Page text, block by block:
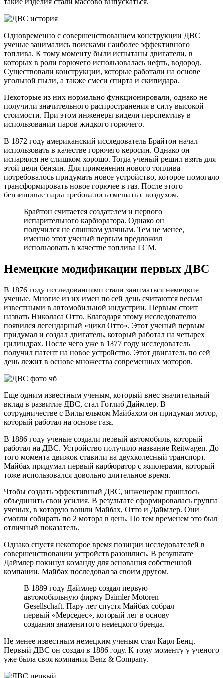
такие изделия стали массово выпускаться.
Одновременно с совершенствованием конструкции ДВС
ученые занимались поисками наиболее эффективного
топлива. К тому моменту были испытаны двигатели, в
которых в роли горючего использовалась нефть, водород.
Существовали конструкции, которые работали на основе
угольной пыли, а также смеси спирта и скипидара.
Некоторые из них нормально функционировали, однако не
получили значительного распространения в силу высокой
стоимости. При этом инженеры видели перспективу в
использовании паров жидкого горючего.
В 1872 году американский исследователь Брайтон начал
использовать в качестве горючего керосин. Однако он
испарялся не слишком хорошо. Тогда ученый решил взять для
этой цели бензин. Для применения нового топлива
потребовалось придумать новое устройство, которое помогало
трансформировать новое горючее в газ. После этого
бензиновые пары требовалось смешать с воздухом.
Брайтон считается создателем и первого
испарительного карбюратора. Однако он
получился не слишком удачным. Тем не менее,
именно этот ученый первым предложил
использовать в качестве топлива ГСМ.
Немецкие модификации первых ДВС
В 1876 году исследованиями стали заниматься немецкие
ученые. Многие из их имен по сей день считаются весьма
известными в автомобильной индустрии. Первым стоит
назвать Николаса Отто. Благодаря этому исследователю
появился легендарный «цикл Отто». Этот ученый первым
придумал и создал двигатель, который работал на четырех
цилиндрах. После чего уже в 1877 году исследователь
получил патент на новое устройство. Этот двигатель по сей
день лежит в основе множества современных моторов.
Еще одним известным ученым, который внес значительный
вклад в развитие ДВС, стал Готлиб Даймлер. В
сотрудничестве с Вильгельмом Майбахом он придумал мотор,
который работал на основе газа.
В 1886 году ученые создали первый автомобиль, который
работал на ДВС. Устройство получило название Reitwagen. До
того момента движок ставили на двухколесный транспорт.
Майбах придумал первый карбюратор с жиклерами, который
тоже использовался довольно длительное время.
Чтобы создать эффективный ДВС, инженерам пришлось
объединить свои усилия. В результате сформировалась группа
ученых, в которую вошли Майбах, Отто и Даймлер. Они
смогли собирать по 2 мотора в день. По тем временем это был
отличный показатель.
Однако спустя некоторое время позиции исследователей в
совершенствовании устройств разошлись. В результате
Даймлер покинул команду для основания собственной
компании. Майбах последовал за своим другом.
В 1889 году Даймлер создал первую
автомобильную фирму Daimler Motoren
Gesellschaft. Пару лет спустя Майбах собрал
первый «Мерседес», который лег в основу
создания знаменитого немецкого бренда.
Не менее известным немецким ученым стал Карл Бенц.
Первый ДВС он создал в 1886 году. К тому моменту у ученого
уже была своя компания Benz & Company.